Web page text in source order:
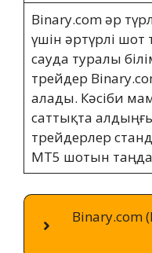
Binary.com әр
үшін әртүрлі
сауда туралы
трейдер
алады. Кәсіби
саттықта
трейдерлер
MT5 шотын
Binary.com